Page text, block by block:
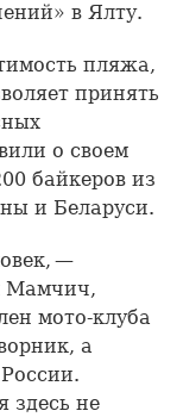
в Ялту.
пляжа,
принять
о своем
байкеров из
и Беларуси.
—
Мамчич,
мото-клуба
а
здесь не